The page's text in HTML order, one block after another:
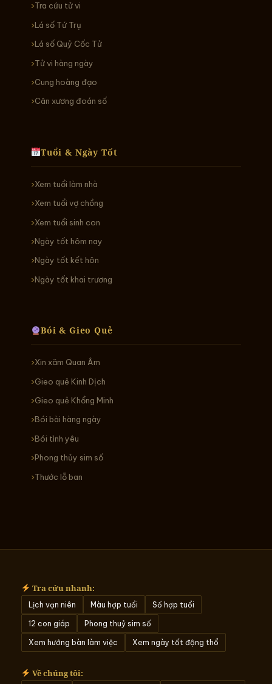
Tra cứu tử vi
Lá số Tứ Trụ
Lá số Quỷ Cốc Tử
Tử vi hàng ngày
Cung hoàng đạo
Cân xương đoán số
Tuổi & Ngày Tốt
Xem tuổi làm nhà
Xem tuổi vợ chồng
Xem tuổi sinh con
Ngày tốt hôm nay
Ngày tốt kết hôn
Ngày tốt khai trương
Bói & Gieo Quẻ
Xin xăm Quan Âm
Gieo quẻ Kinh Dịch
Gieo quẻ Khổng Minh
Bói bài hàng ngày
Bói tình yêu
Phong thủy sim số
Thước lỗ ban
Tra cứu nhanh:
Lịch vạn niên Màu hợp tuổi Số hợp tuổi
12 con giáp Phong thuỷ sim số
Xem hướng bàn làm việc Xem ngày tốt động thổ
Về chúng tôi: